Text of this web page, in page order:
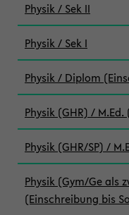
Physik / Sek II
Physik / Sek I
Physik / Diplom
Physik (GHR) /
Physik (GHR/SP) /
Physik (Gym/Ge als
(Einschreibung bis